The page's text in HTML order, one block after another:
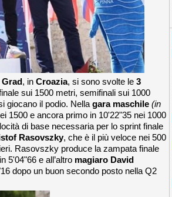
, in Croazia, si sono svolte le 3
sui 1500 metri, semifinali sui 1000
giocano il podio. Nella gara maschile (in
1500 e ancora primo in 10'22"35 nei 1000
di base necessaria per lo sprint finale
Rasovszky, che è il più veloce nei 500
Rasovszky produce la zampata finale
in 5'04"66 e all’altro magiaro David
dopo un buon secondo posto nella Q2